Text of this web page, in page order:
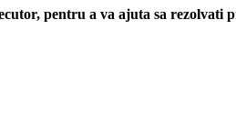
pentru a va ajuta sa rezolvati